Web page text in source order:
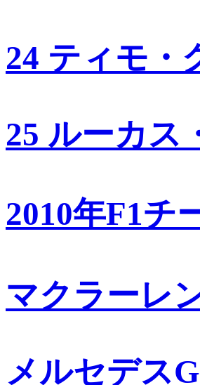
24 ティモ・
25 ルーカス
2010年F1チ
マクラーレ
メルセデス